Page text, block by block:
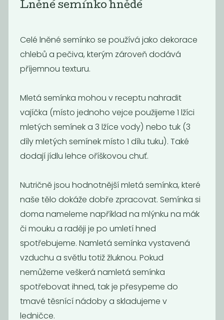
Konopné
semínko
loupané
380Kč/ Kg
Slunečnicové
semínko BIO
85Kč
Mák modrý
Kukuřice na
popcorn BIO
Lněné semínko hnědé
Celé lněné semínko se používá jako dekorace
chlebů a pečiva, kterým zároveň dodává
příjemnou texturu.
Mletá semínka mohou v receptu nahradit
vajíčka (místo jednoho vejce použijeme 1 lžíci
mletých semínek a 3 lžíce vody) nebo tuk (3
díly mletých semínek místo 1 dílu tuku). Také
dodají jídlu lehce oříškovou chuť.
Nutričně jsou hodnotnější mletá semínka, které
naše tělo dokáže dobře zpracovat. Semínka si
doma nameleme například na mlýnku na mák
či mouku a raději je po umletí hned
spotřebujeme. Namletá semínka vystavená
vzduchu a světlu totiž žluknou. Pokud
nemůžeme veškerá namletá semínka
spotřebovat ihned, tak je přesypeme do
tmavé těsnící nádoby a skladujeme v
ledničce.